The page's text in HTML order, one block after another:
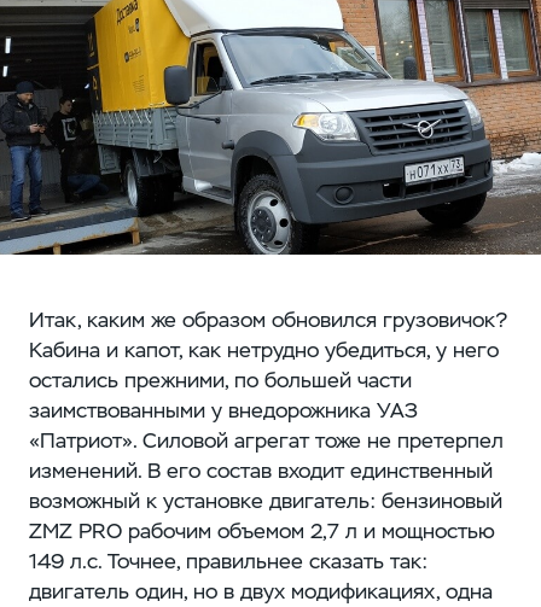
Итак, каким же образом обновился грузовичок?
Кабина и капот, как нетрудно убедиться, у него
остались прежними, по большей части
заимствованными у внедорожника УАЗ
«Патриот». Силовой агрегат тоже не претерпел
изменений. В его состав входит единственный
возможный к установке двигатель: бензиновый
ZMZ PRO рабочим объемом 2,7 л и мощностью
149 л.с. Точнее, правильнее сказать так:
двигатель один, но в двух модификациях, одна